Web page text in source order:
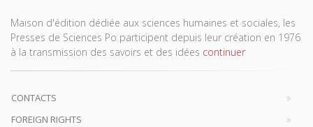
Maison d'édition dédiée aux sciences humaines et sociales, les
Presses de Sciences Po participent depuis leur création en 1976
à la transmission des savoirs et des idées continuer
CONTACTS
FOREIGN RIGHTS